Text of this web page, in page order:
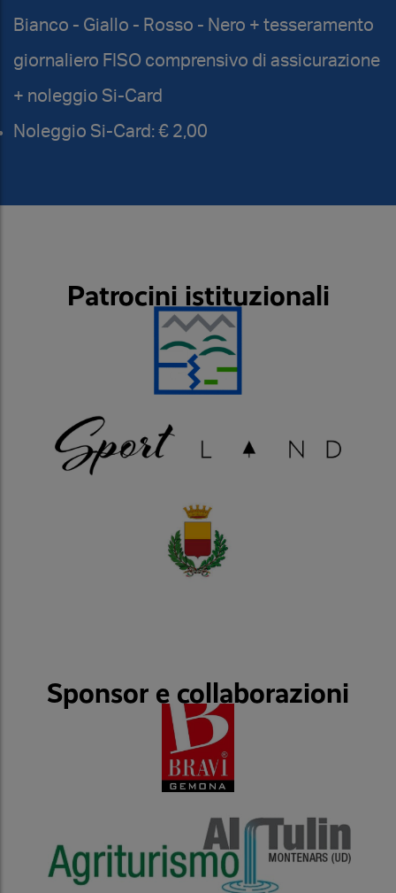
Bianco - Giallo - Rosso - Nero + tesseramento
giornaliero FISO comprensivo di assicurazione
+ noleggio Si-Card
Noleggio Si-Card: € 2,00
Patrocini istituzionali
Sponsor e collaborazioni